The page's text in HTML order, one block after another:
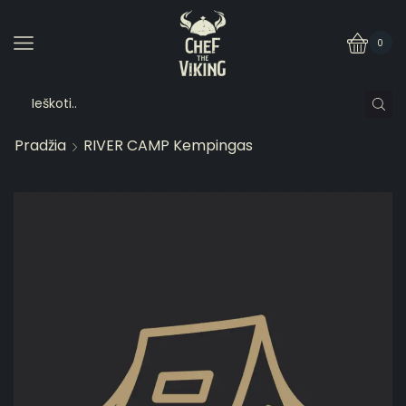
0
Pradžia RIVER CAMP Kempingas